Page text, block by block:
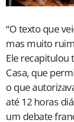
“O texto que
mas muito
Ele recapitulou
Casa, que
o que
até 12 horas
um debate